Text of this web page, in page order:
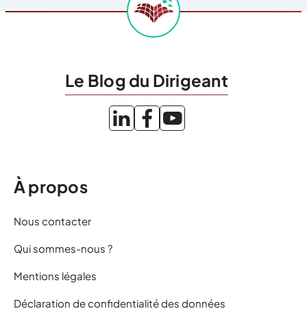
Le Blog du Dirigeant
À propos
Nous contacter
Qui sommes-nous ?
Mentions légales
Déclaration de confidentialité des données